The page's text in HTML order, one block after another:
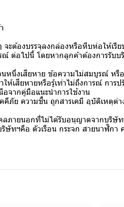
ต้องบรรจุลงกล่องหรือหีบห่อให้เรีย
ไปนี้ โดยหากลูกค้าต้องการรับบริ
หนึ่งเสียหาย ข้อความไม่สมบูรณ์ หรื
ให้เสียหายหรือรู้เท่าไม่ถึงการณ์ ก
จากคู่มือแนะนำการใช้งาน
ภัย ความชื้น ถูกสารเคมี อุบัติเหตุต่
ายนอกที่ไม่ได้รับอนุญาตจากบริษัท
ทฯคือ ตัวเรือน กระจก สายนาฬิกา